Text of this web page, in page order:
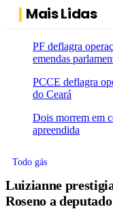
Mais Lidas
PF deflagra
emendas
PCCE deflagra
do Ceará
Dois morrem em
apreendida
Todo gás
Luizianne
Roseno a